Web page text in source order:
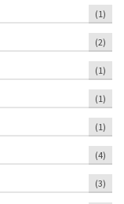
(1)
(2)
(1)
(1)
(1)
(4)
(3)